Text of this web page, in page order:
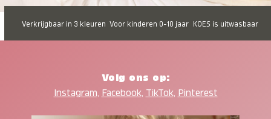
Verkrijgbaar in 3 kleuren Voor kinderen 0-10 jaar KOES is uitwasbaar
Volg ons op:
Instagram, Facebook, TikTok, Pinterest